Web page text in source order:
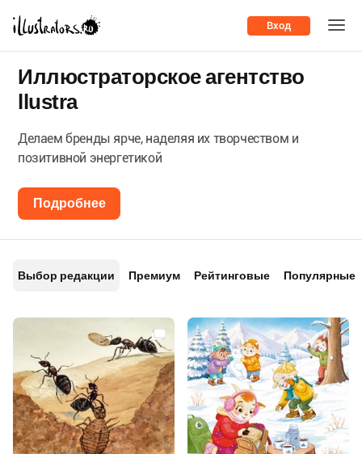
Вход
Иллюстраторское агентство
llustra
Делаем бренды ярче, наделяя их творчеством и
позитивной энергетикой
Подробнее
Выбор редакции Премиум Рейтинговые Популярные